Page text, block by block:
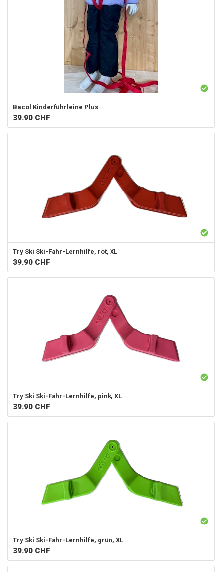
Bacol Kinderführleine Plus
39.90 CHF
Try Ski Ski-Fahr-Lernhilfe, rot, XL
39.90 CHF
Try Ski Ski-Fahr-Lernhilfe, pink, XL
39.90 CHF
Try Ski Ski-Fahr-Lernhilfe, grün, XL
39.90 CHF